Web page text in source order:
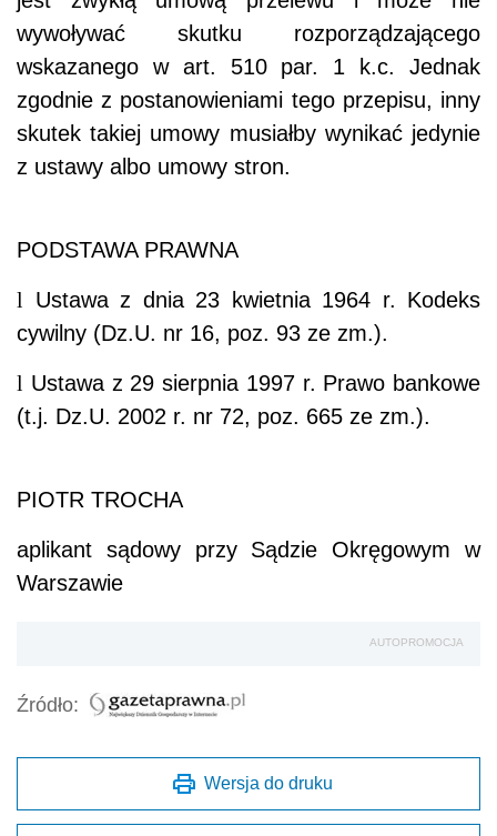
wywoływać skutku rozporządzającego
wskazanego w art. 510 par. 1 k.c. Jednak
zgodnie z postanowieniami tego przepisu, inny
skutek takiej umowy musiałby wynikać jedynie
z ustawy albo umowy stron.
PODSTAWA PRAWNA
l Ustawa z dnia 23 kwietnia 1964 r. Kodeks
cywilny (Dz.U. nr 16, poz. 93 ze zm.).
l Ustawa z 29 sierpnia 1997 r. Prawo bankowe
(t.j. Dz.U. 2002 r. nr 72, poz. 665 ze zm.).
PIOTR TROCHA
aplikant sądowy przy Sądzie Okręgowym w
Warszawie
AUTOPROMOCJA
Źródło:
Wersja do druku